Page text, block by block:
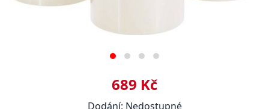
689 Kč
Dodání: Nedostupné